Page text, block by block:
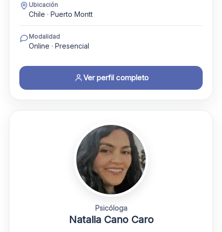
Ubicación
Chile · Puerto Montt
Modalidad
Online · Presencial
Ver perfil completo
Psicóloga
Natalia Cano Caro